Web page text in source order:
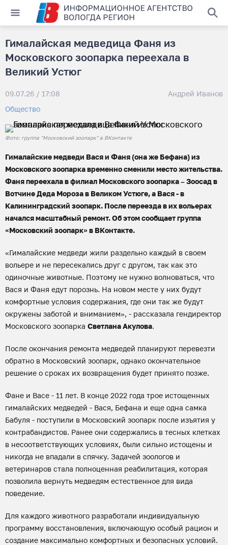
Гималайская медведица Фаня из
Московского зоопарка переехала в
Великий Устюг
09.07.26 / 17:08
Андрей Иванов
Общество
Фото: группа "Московский зоопарк" в ВКонтакте
Гималайские медведи Вася и Фаня (она же Бефана) из
Московского зоопарка временно сменили место жительства.
Фаня переехала в филиал Московского зоопарка – Зоосад в
Вотчине Деда Мороза в Великом Устюге, а Вася - в
Калининградский зоопарк. После переезда в их вольерах
начался масштабный ремонт. Об этом сообщает группа
«Московский зоопарк» в ВКонтакте.
«Гималайские медведи жили раздельно каждый в своем
вольере и не пересекались друг с другом, так как это
одиночные животные. Поэтому не нужно волноваться, что
Вася и Фаня едут порознь. На новом месте у них будут
комфортные условия содержания, где они так же будут
окружены заботой и вниманием», - рассказала гендиректор
Московского зоопарка Светлана Акулова.
После окончания ремонта медведей планируют перевезти
обратно в Московский зоопарк, однако окончательное
решение о сроках их возвращения будет принято позже.
Фане и Васе - 11 лет. В конце 2022 года трое истощенных
гималайских медведей - Вася, Бефана и еще одна самка
Бабуля - поступили в Московский зоопарк после изъятия у
контрабандистов. Ранее они содержались в тесных клетках
в несоответствующих условиях, были сильно истощены и
никогда не впадали в спячку. Задачей зоологов и
ветеринаров стала полноценная реабилитация, которая
позволила вернуть медведям естественное для вида
поведение.
Для каждого животного разработали индивидуальную
программу восстановления, включающую особый рацион и
создание максимально комфортных и безопасных условий.